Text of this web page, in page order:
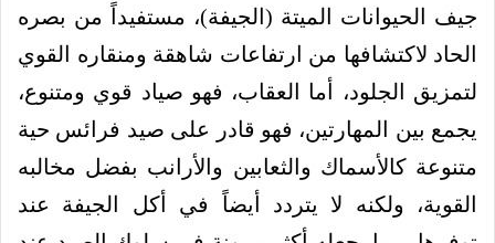
جيف الحيوانات الميتة (الجيفة)، مستفيداً من بصره
الحاد لاكتشافها من ارتفاعات شاهقة ومنقاره القوي
لتمزيق الجلود، أما العقاب، فهو صياد قوي ومتنوع،
يجمع بين المهارتين، فهو قادر على صيد فرائس حية
متنوعة كالأسماك والثعابين والأرانب بفضل مخالبه
القوية، ولكنه لا يتردد أيضاً في أكل الجيفة عند